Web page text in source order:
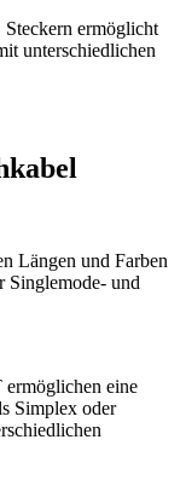
ermöglicht
unterschiedlichen
Längen und Farben
Singlemode- und
eine
Simplex oder